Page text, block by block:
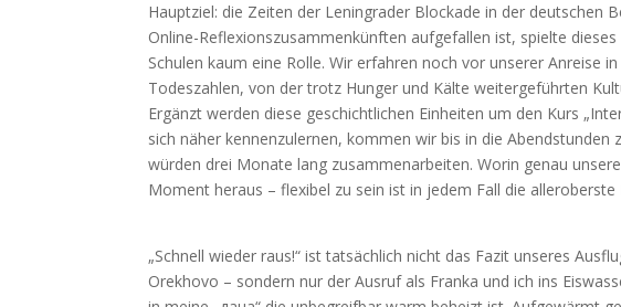
Hauptziel: die Zeiten der Leningrader Blockade in der deutschen
Online-Reflexionszusammenkünften aufgefallen ist, spielte
Schulen kaum eine Rolle. Wir erfahren noch vor unserer Anreise
Todeszahlen, von der trotz Hunger und Kälte weitergeführten
Ergänzt werden diese geschichtlichen Einheiten um den Kurs
sich näher kennenzulernen, kommen wir bis in die
würden drei Monate lang zusammenarbeiten. Worin genau
Moment heraus – flexibel zu sein ist in jedem Fall die
„Schnell wieder raus!“ ist tatsächlich nicht das Fazit unseres
Orekhovo – sondern nur der Ausruf als Franka und ich ins